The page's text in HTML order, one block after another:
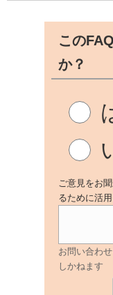
この
か？
ご意見をお
るために活
お問い合わ
しかねます